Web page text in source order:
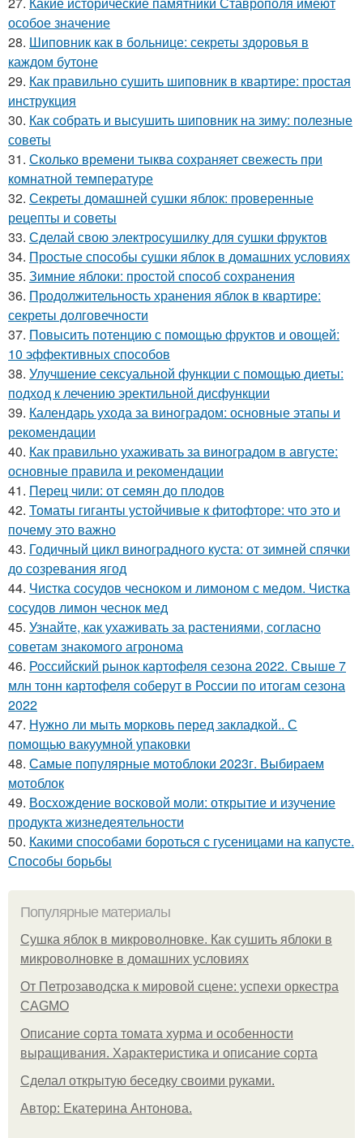
особое значение
28. Шиповник как в больнице: секреты здоровья в
каждом бутоне
29. Как правильно сушить шиповник в квартире: простая
инструкция
30. Как собрать и высушить шиповник на зиму: полезные
советы
31. Сколько времени тыква сохраняет свежесть при
комнатной температуре
32. Секреты домашней сушки яблок: проверенные
рецепты и советы
33. Сделай свою электросушилку для сушки фруктов
34. Простые способы сушки яблок в домашних условиях
35. Зимние яблоки: простой способ сохранения
36. Продолжительность хранения яблок в квартире:
секреты долговечности
37. Повысить потенцию с помощью фруктов и овощей:
10 эффективных способов
38. Улучшение сексуальной функции с помощью диеты:
подход к лечению эректильной дисфункции
39. Календарь ухода за виноградом: основные этапы и
рекомендации
40. Как правильно ухаживать за виноградом в августе:
основные правила и рекомендации
41. Перец чили: от семян до плодов
42. Томаты гиганты устойчивые к фитофторе: что это и
почему это важно
43. Годичный цикл виноградного куста: от зимней спячки
до созревания ягод
44. Чистка сосудов чесноком и лимоном с медом. Чистка
сосудов лимон чеснок мед
45. Узнайте, как ухаживать за растениями, согласно
советам знакомого агронома
46. Российский рынок картофеля сезона 2022. Свыше 7
млн тонн картофеля соберут в России по итогам сезона
2022
47. Нужно ли мыть морковь перед закладкой.. С
помощью вакуумной упаковки
48. Самые популярные мотоблоки 2023г. Выбираем
мотоблок
49. Восхождение восковой моли: открытие и изучение
продукта жизнедеятельности
50. Какими способами бороться с гусеницами на капусте.
Способы борьбы
Популярные материалы
Сушка яблок в микроволновке. Как сушить яблоки в
микроволновке в домашних условиях
От Петрозаводска к мировой сцене: успехи оркестра
CAGMO
Описание сорта томата хурма и особенности
выращивания. Характеристика и описание сорта
Сделал открытую беседку своими руками.
Автор: Екатерина Антонова.